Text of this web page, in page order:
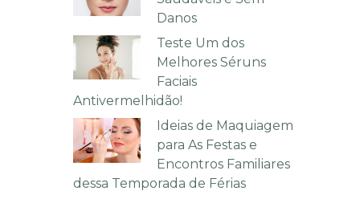
Danos
Teste Um dos
Melhores Séruns
Faciais
Antivermelhidão!
Ideias de Maquiagem
para As Festas e
Encontros Familiares
dessa Temporada de Férias